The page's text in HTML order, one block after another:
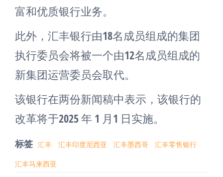
富和优质银行业务。
此外，汇丰银行由18名成员组成的集团
执行委员会将被一个由12名成员组成的
新集团运营委员会取代。
该银行在两份新闻稿中表示，该银行的
改革将于2025 年 1 月1 日实施。
标签 汇丰 汇丰印度尼西亚 汇丰墨西哥 汇丰零售银行
汇丰马来西亚